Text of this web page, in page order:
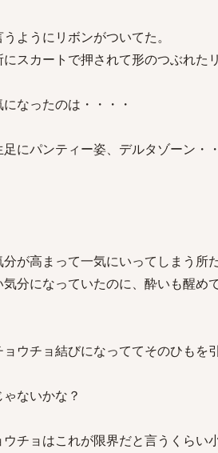
ようにリボンがついてた。
スカートで押されて形のつぶれた
なったのは・・・・
足にパンティー姿、デルタゾーン
が高まって一気にいってしまう所
分になっていたのに、酔いも醒め
ウチョ結びになっててそのひもを
ないかな？
チョはこれが限界だと言うくらい